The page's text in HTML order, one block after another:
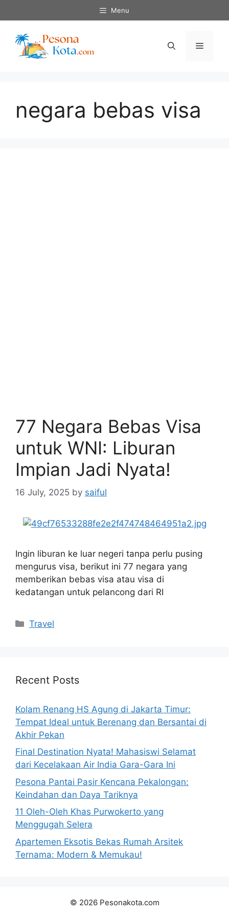
to
content
Menu
Menu
negara bebas visa
77 Negara Bebas Visa
untuk WNI: Liburan
Impian Jadi Nyata!
16 July, 2025 by saiful
Ingin liburan ke luar negeri tanpa perlu pusing
mengurus visa, berikut ini 77 negara yang
memberikan bebas visa atau visa di
kedatangan untuk pelancong dari RI
Categories
Travel
Recent Posts
Kolam Renang HS Agung di Jakarta Timur:
Tempat Ideal untuk Berenang dan Bersantai di
Akhir Pekan
Final Destination Nyata! Mahasiswi Selamat
dari Kecelakaan Air India Gara-Gara Ini
Pesona Pantai Pasir Kencana Pekalongan:
Keindahan dan Daya Tariknya
11 Oleh-Oleh Khas Purwokerto yang
Menggugah Selera
Apartemen Eksotis Bekas Rumah Arsitek
Ternama: Modern & Memukau!
© 2026 Pesonakota.com